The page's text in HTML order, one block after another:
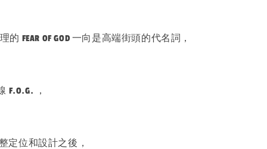
的 FEAR OF GOD 一向是高端街頭的代名詞，
F.O.G. ，
定位和設計之後，